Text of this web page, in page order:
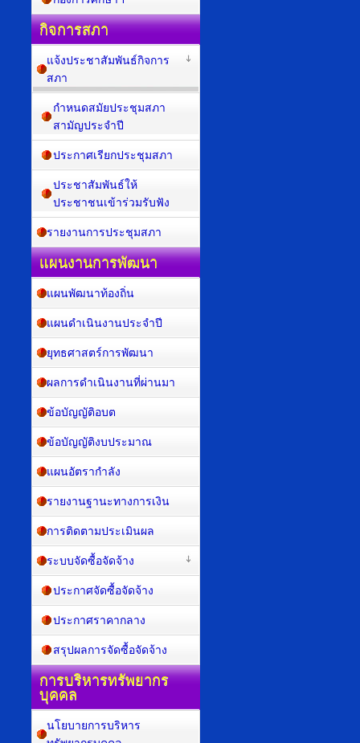
กิจการสภา
แจ้งประชาสัมพันธ์กิจการ
สภา
กำหนดสมัยประชุมสภา
สามัญประจำปี
ประกาศเรียกประชุมสภา
ประชาสัมพันธ์ให้
ประชาชนเข้าร่วมรับฟัง
รายงานการประชุมสภา
แผนงานการพัฒนา
แผนพัฒนาท้องถิ่น
แผนดำเนินงานประจำปี
ยุทธศาสตร์การพัฒนา
ผลการดำเนินงานที่ผ่านมา
ข้อบัญญัติอบต
ข้อบัญญัติงบประมาณ
แผนอัตรากำลัง
รายงานฐานะทางการเงิน
การติดตามประเมินผล
ระบบจัดซื้อจัดจ้าง
ประกาศจัดซื้อจัดจ้าง
ประกาศราคากลาง
สรุปผลการจัดซื้อจัดจ้าง
การบริหารทรัพยากร
บุคคล
นโยบายการบริหาร